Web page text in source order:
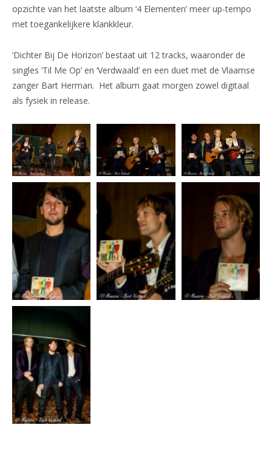
opzichte van het laatste album ‘4 Elementen’ meer up-tempo
met toegankelijkere klankkleur.
‘Dichter Bij De Horizon’ bestaat uit 12 tracks, waaronder de
singles ‘Til Me Op’ en ‘Verdwaald’ en een duet met de Vlaamse
zanger Bart Herman. Het album gaat morgen zowel digitaal
als fysiek in release.